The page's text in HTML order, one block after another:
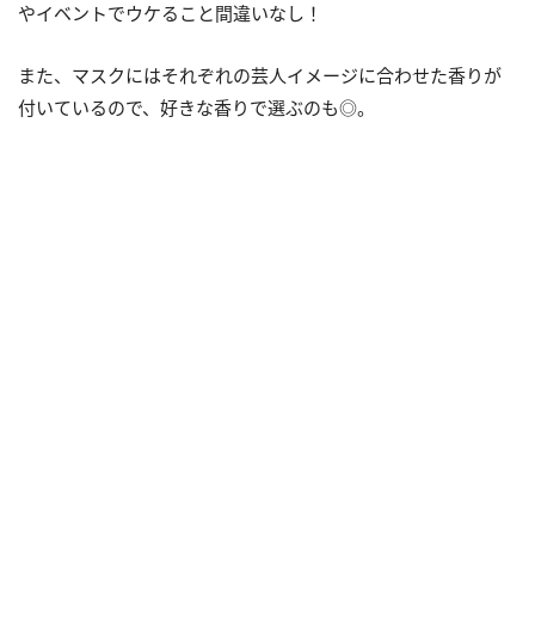
やイベントでウケること間違いなし！
また、マスクにはそれぞれの芸人イメージに合わせた香りが
付いているので、好きな香りで選ぶのも◎。